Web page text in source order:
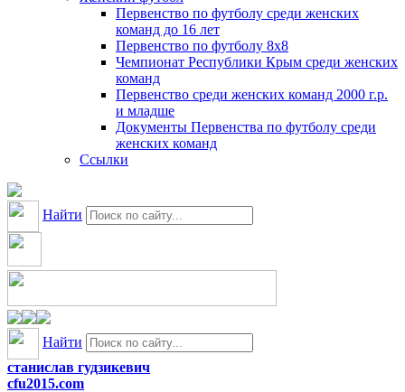
Первенство по футболу среди женских
команд до 16 лет
Первенство по футболу 8х8
Чемпионат Республики Крым среди женских
команд
Первенство среди женских команд 2000 г.р.
и младше
Документы Первенства по футболу среди
женских команд
Ссылки
Найти
Найти
станислав гудзикевич
cfu2015.com